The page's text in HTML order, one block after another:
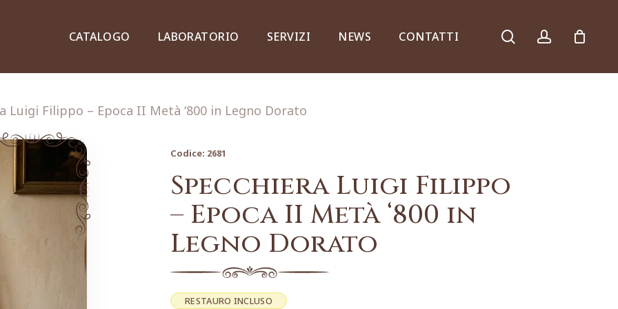
CATALOGO
Credenze, piattaie e vetrine Armadi, comò e ribalte
Lampade e lampadari Specchiere e consolle
Dipinti e stampe
LABORATORIO SERVIZI NEWS CONTATTI searchaccount
Luigi Filippo – Epoca II Metà ‘800 in Legno Dorato
Codice: 2681
Specchiera Luigi Filippo
– Epoca II Metà ‘800 in
Legno Dorato
RESTAURO INCLUSO